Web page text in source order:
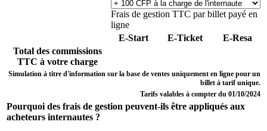
Frais de gestion TTC par billet payé en
ligne
E-Start
E-Ticket
E-Resa
Total des commissions
TTC à votre charge
Simulation à titre d'information sur la base de ventes uniquement en ligne pour un
billet à tarif unique.
Tarifs valables à compter du 01/10/2024
Pourquoi des frais de gestion peuvent-ils être appliqués aux
acheteurs internautes ?